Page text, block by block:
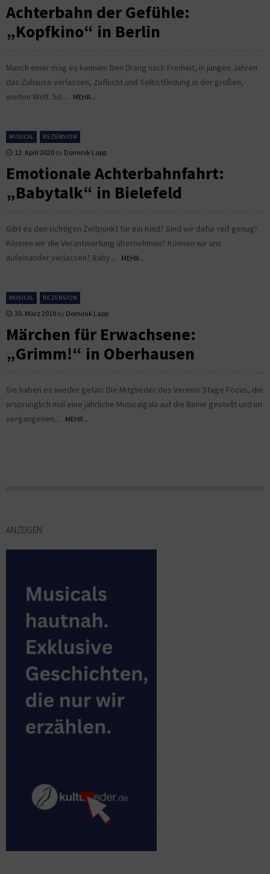
Achterbahn der Gefühle:
„Kopfkino“ in Berlin
Manch einer mag es kennen: Den Drang nach Freiheit, in jungen Jahren
das Zuhause verlassen, Zuflucht und Selbstfindung in der großen,
weiten Welt. So...
MEHR...
MUSICAL REZENSION
12. April 2020 by Dominik Lapp
Emotionale Achterbahnfahrt:
„Babytalk“ in Bielefeld
Gibt es den richtigen Zeitpunkt für ein Kind? Sind wir dafür reif genug?
Können wir die Verantwortung übernehmen? Können wir uns
aufeinander verlassen? Baby...
MEHR...
MUSICAL REZENSION
30. März 2019 by Dominik Lapp
Märchen für Erwachsene:
„Grimm!“ in Oberhausen
Sie haben es wieder getan: Die Mitglieder des Vereins Stage Focus, die
ursprünglich mal eine jährliche Musicalgala auf die Beine gestellt und im
vergangenen...
MEHR...
ANZEIGEN